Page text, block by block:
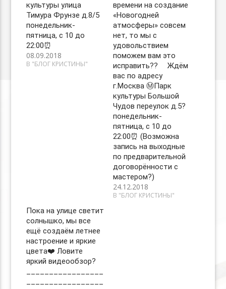
культуры улица
Тимура Фрунзе д.8/5
понедельник-
пятница, с 10 до
22:00⏰
08.09.2018
В "БЛОГ КРИСТИНЫ"
времени на создание
«Новогодней
атмосферы» совсем
нет, то мы с
удовольствием
поможем вам это
исправить?? ⠀ Ждём
вас по адресу
г.Москва Ⓜ️Парк
культуры Большой
Чудов переулок д.5?
понедельник-
пятница, с 10 до
22:00⏰ (Возможна
запись на выходные
по предварительной
договорённости с
мастером?)
24.12.2018
В "БЛОГ КРИСТИНЫ"
Пока на улице светит
солнышко, мы все
ещё создаём летнее
настроение и яркие
цвета❤️ Ловите
яркий видеообзор?